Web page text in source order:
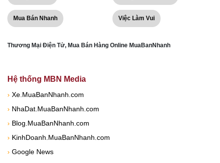
Mua Bán Nhanh Việc Làm Vui
Thương Mại Điện Tử, Mua Bán Hàng Online MuaBanNhanh
Hệ thống MBN Media
› Xe.MuaBanNhanh.com
› NhaDat.MuaBanNhanh.com
› Blog.MuaBanNhanh.com
› KinhDoanh.MuaBanNhanh.com
› Google News